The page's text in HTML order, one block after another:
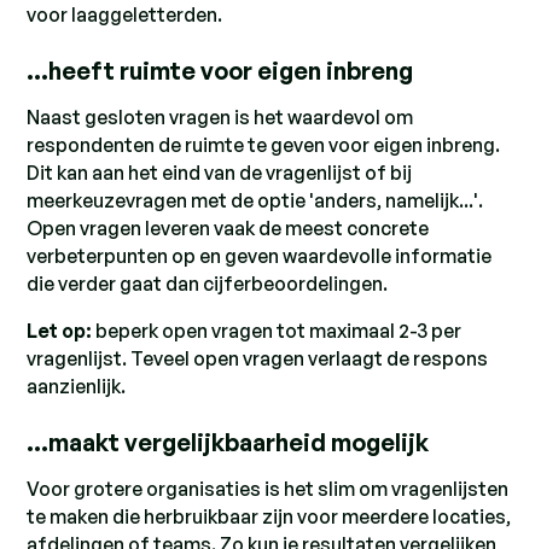
voor laaggeletterden.
…heeft ruimte voor eigen inbreng
Naast gesloten vragen is het waardevol om
respondenten de ruimte te geven voor eigen inbreng.
Dit kan aan het eind van de vragenlijst of bij
meerkeuzevragen met de optie 'anders, namelijk...'.
Open vragen leveren vaak de meest concrete
verbeterpunten op en geven waardevolle informatie
die verder gaat dan cijferbeoordelingen.
Let op: beperk open vragen tot maximaal 2-3 per
vragenlijst. Teveel open vragen verlaagt de respons
aanzienlijk.
…maakt vergelijkbaarheid mogelijk
Voor grotere organisaties is het slim om vragenlijsten
te maken die herbruikbaar zijn voor meerdere locaties,